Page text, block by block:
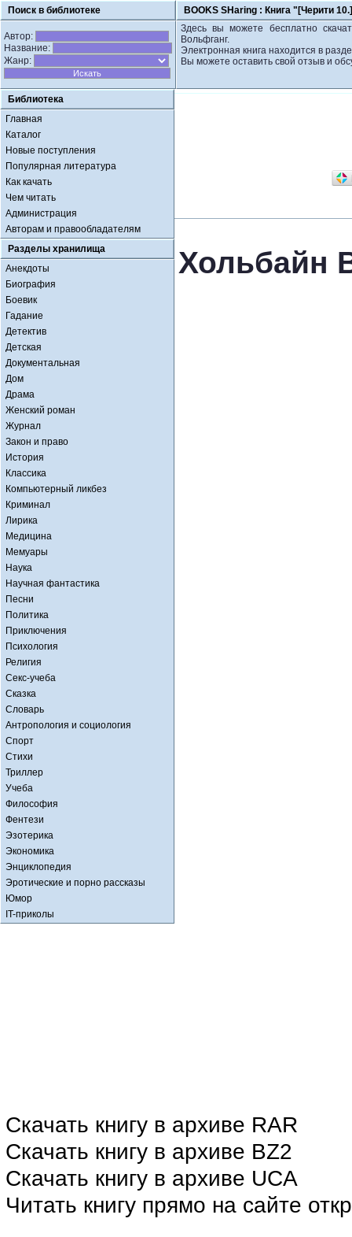
Поиск в библиотеке BOOKS SHaring : Книга "[Черити
Автор:
Название:
Жанр:
Здесь вы можете бесплатно
Вольфганг.
Электронная книга находится в
Вы можете оставить свой отзыв и
Библиотека
Главная
Каталог
Новые поступления
Популярная литература
Как качать
Чем читать
Администрация
Авторам и правообладателям
Разделы хранилища
Анекдоты
Биография
Боевик
Гадание
Детектив
Детская
Документальная
Дом
Драма
Женский роман
Журнал
Закон и право
История
Классика
Компьютерный ликбез
Криминал
Лирика
Медицина
Мемуары
Наука
Научная фантастика
Песни
Политика
Приключения
Психология
Религия
Секс-учеба
Сказка
Словарь
Антропология и социология
Спорт
Стихи
Триллер
Учеба
Философия
Фентези
Эзотерика
Экономика
Энциклопедия
Эротические и порно рассказы
Юмор
IT-приколы
Хольбайн
Скачать книгу в архиве RAR
Скачать книгу в архиве BZ2
Скачать книгу в архиве UCA
Читать книгу прямо на сайте